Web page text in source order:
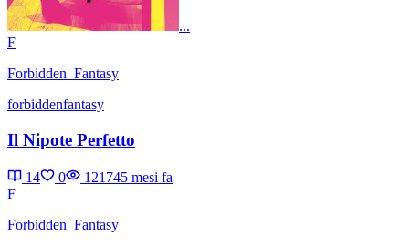
...
F
Forbidden_Fantasy
forbiddenfantasy
Il Nipote Perfetto
14 0 121745 mesi fa
F
Forbidden_Fantasy